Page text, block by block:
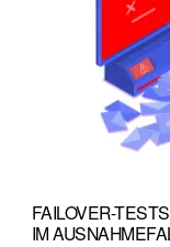
FAILOVER-
IM